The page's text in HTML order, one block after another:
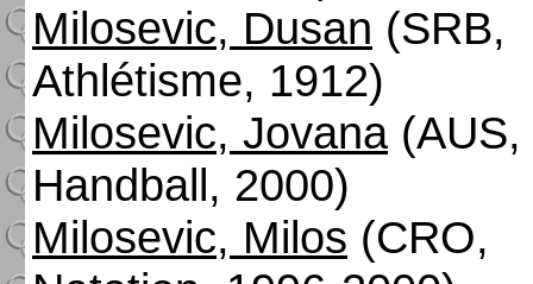
Milosevic, Dusan (SRB,
Athlétisme, 1912)
Milosevic, Jovana(AUS,
Handball, 2000)
Milosevic, Milos (CRO,